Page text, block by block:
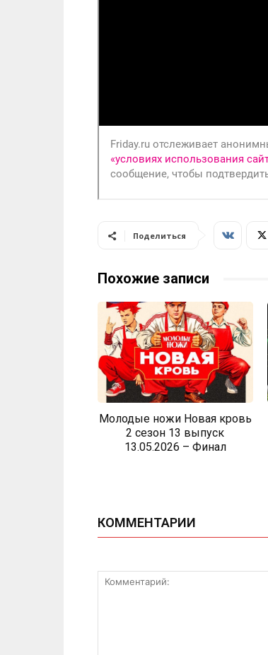
Поделиться
Похожие записи
Молодые ножи Новая кровь
2 сезон 13 выпуск
13.05.2026 – Финал
КОММЕНТАРИИ